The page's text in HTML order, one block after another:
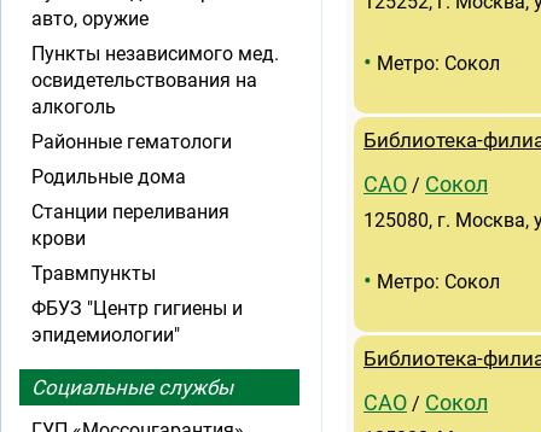
• Метро: Сокол
Библиотека-
САО / Сокол
125080, г. Москва,
• Метро: Сокол
Библиотека-
САО / Сокол
авто, оружие
Пункты независимого мед.
освидетельствования на
алкоголь
Районные гематологи
Родильные дома
Станции переливания
крови
Травмпункты
ФБУЗ "Центр гигиены и
эпидемиологии"
Социальные службы